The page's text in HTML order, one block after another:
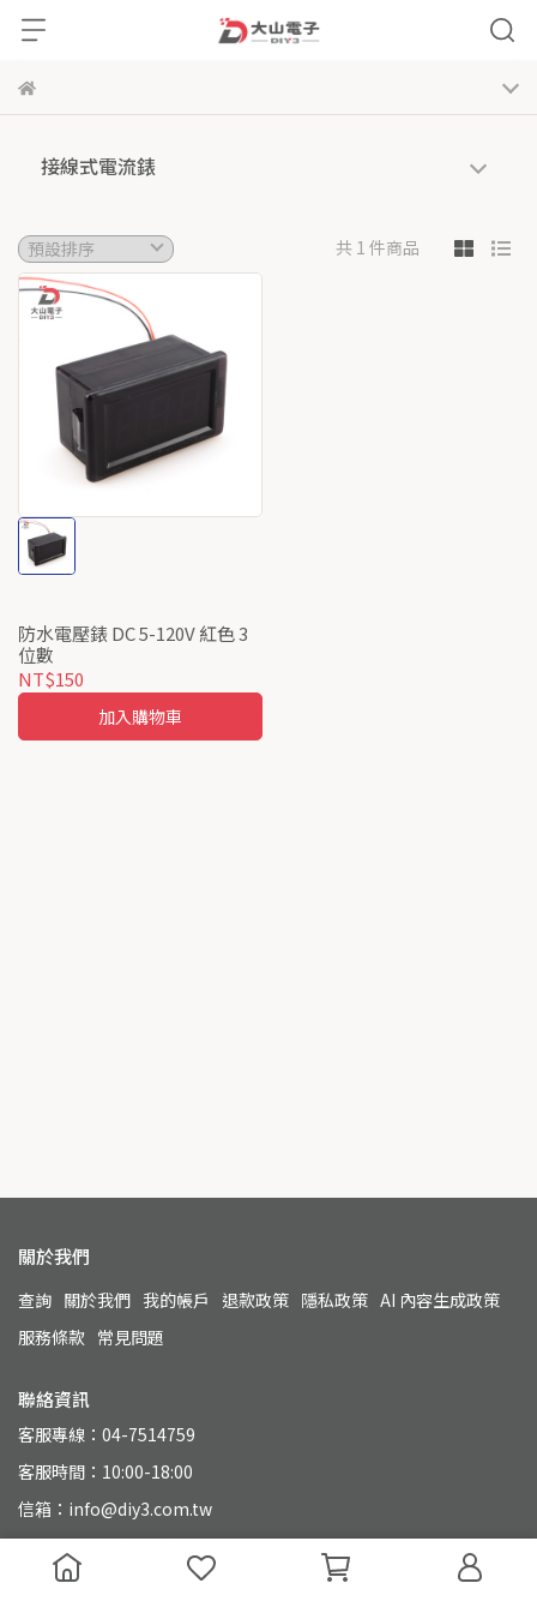
接線式電流錶
共 1 件商品
防水電壓錶 DC 5-120V 紅色 3
位數
NT$150
加入購物車
關於我們
查詢 關於我們 我的帳戶 退款政策 隱私政策 AI 內容生成政策
服務條款 常見問題
聯絡資訊
客服專線：04-7514759
客服時間：10:00-18:00
信箱：info@diy3.com.tw
地址：500 彰化縣彰化市永興街110號
統一編號：90804649